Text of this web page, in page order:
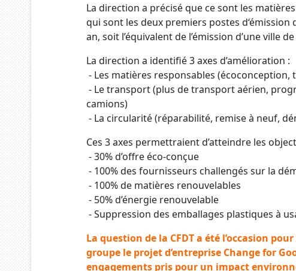
La direction a précisé que ce sont les
qui sont les deux premiers postes
an, soit l’équivalent de l’émission d’une ville
La direction a identifié 3 axes d’amélioration :
- Les matières responsables (écoconception,
- Le transport (plus de transport aérien,
camions)
- La circularité (réparabilité, remise à neuf,
Ces 3 axes permettraient d’atteindre les
- 30% d’offre éco-conçue
- 100% des fournisseurs challengés sur la
- 100% de matières renouvelables
- 50% d’énergie renouvelable
- Suppression des emballages plastiques à
La question de la CFDT a été l’occasion
groupe le projet d’entreprise Change for
engagements pris pour un impact